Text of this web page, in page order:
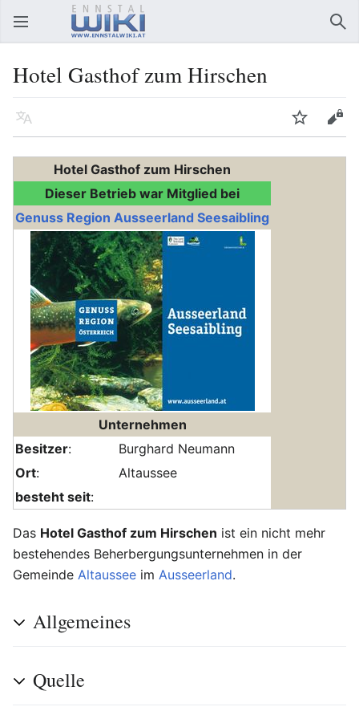
Hauptmenü öffnen
Hotel Gasthof zum Hirschen
Sprache Beobachten Bearbeiten
Hotel Gasthof zum Hirschen
Dieser Betrieb war Mitglied bei
Genuss Region Ausseerland Seesaibling
Unternehmen
Besitzer:
Burghard Neumann
Ort:
Altaussee
besteht seit:
Das Hotel Gasthof zum Hirschen ist ein nicht mehr
bestehendes Beherbergungsunternehmen in der
Gemeinde Altaussee im Ausseerland.
Allgemeines
Quelle